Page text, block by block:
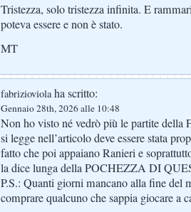
Tristezza, solo tristezza infinita. E
poteva essere e non è stato.
MT
fabrizioviolaha scritto:
Gennaio 28th, 2026 alle 10:48
Non ho visto né vedrò più le partite della
si legge nell’articolo deve essere stata
fatto che poi appaiano Ranieri e
la dice lunga della POCHEZZA DI
P.S.: Quanti giorni mancano alla fine del
comprare qualcuno che sappia giocare a